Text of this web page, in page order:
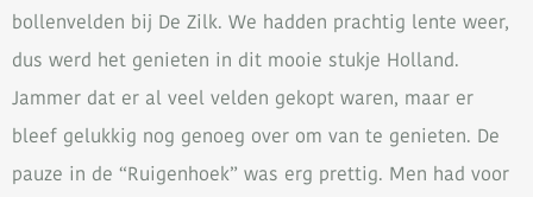
bollenvelden bij De Zilk. We hadden prachtig lente weer,
dus werd het genieten in dit mooie stukje Holland.
Jammer dat er al veel velden gekopt waren, maar er
bleef gelukkig nog genoeg over om van te genieten. De
pauze in de “Ruigenhoek” was erg prettig. Men had voor